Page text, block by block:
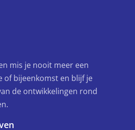
mis je nooit meer een
of bijeenkomst en blijf je
de ontwikkelingen rond